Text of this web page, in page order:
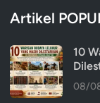
Artikel
10
08/